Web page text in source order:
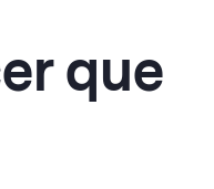
que